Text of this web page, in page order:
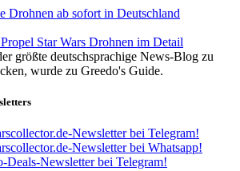
Drohnen ab sofort in Deutschland
Star Wars Drohnen im Detail
größte deutschsprachige News-Blog zu
wurde zu Greedo's Guide.
Newsletter bei Telegram!
Newsletter bei Whatsapp!
Deals-Newsletter bei Telegram!